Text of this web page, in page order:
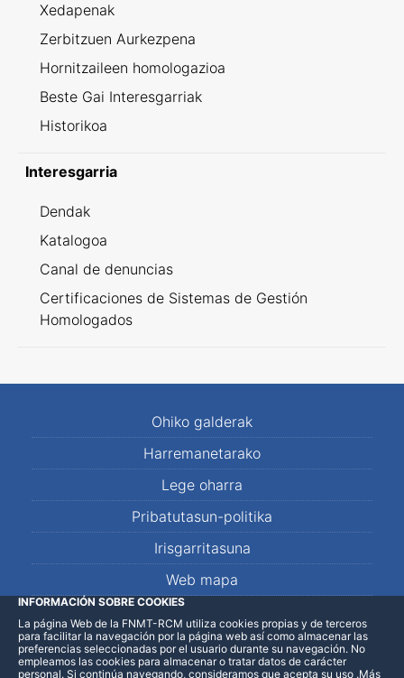
Xedapenak
Zerbitzuen Aurkezpena
Hornitzaileen homologazioa
Beste Gai Interesgarriak
Historikoa
Interesgarria
Dendak
Katalogoa
Canal de denuncias
Certificaciones de Sistemas de Gestión
Homologados
Ohiko galderak
Harremanetarako
Lege oharra
Pribatutasun-politika
Irisgarritasuna
Web mapa
LinkedInFacebookWhatsApp
INFORMACIÓN SOBRE COOKIES
La página Web de la FNMT-RCM utiliza cookies propias y de terceros
para facilitar la navegación por la página web así como almacenar las
preferencias seleccionadas por el usuario durante su navegación. No
empleamos las cookies para almacenar o tratar datos de carácter
personal. Si continúa navegando, consideramos que acepta su uso .Más